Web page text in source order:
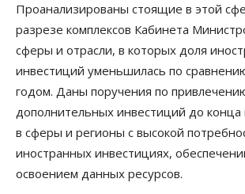
Проанализированы стоящие в этой
разрезе комплексов Кабинета
сферы и отрасли, в которых доля
инвестиций уменьшилась по
годом. Даны поручения по
дополнительных инвестиций до конца
в сферы и регионы с высокой
иностранных инвестициях,
освоением данных ресурсов.